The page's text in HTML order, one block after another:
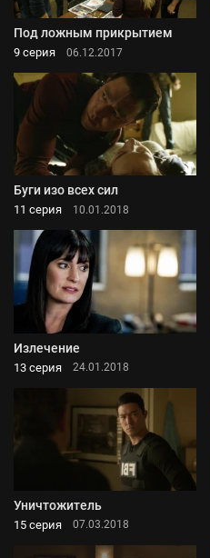
Под ложным прикрытием
9 серия 06.12.2017
Буги изо всех сил
11 серия 10.01.2018
Излечение
13 серия 24.01.2018
Уничтожитель
15 серия 07.03.2018